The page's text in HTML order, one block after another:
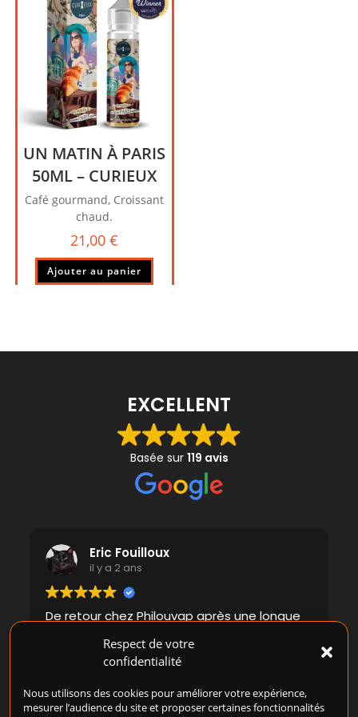
Respect de votre
confidentialité
Nous utilisons des cookies pour améliorer votre expérience,
mesurer l’audience du site et proposer certaines fonctionnalités
UN MATIN À PARIS
50ML – CURIEUX
Café gourmand, Croissant
chaud.
21,00€
Ajouter au panier
EXCELLENT
Basée sur 119 avis
Eric Fouilloux
il y a 2 ans
De retour chez Philouvap après une longue
déco et la disposition changée. Soignée et
agréable, la boutique vous donne envie de
qui n'a pas changé, c'est l'esprit Philouvap.
Lire la suite